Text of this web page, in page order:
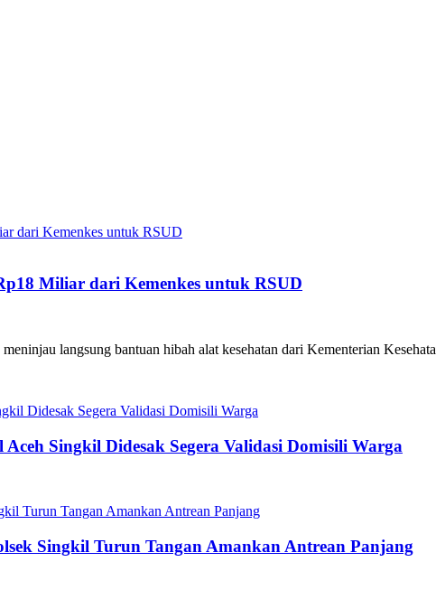
Miliar dari Kemenkes untuk RSUD
langsung bantuan hibah alat kesehatan dari Kementerian
Singkil Didesak Segera Validasi Domisili Warga
Singkil Turun Tangan Amankan Antrean Panjang